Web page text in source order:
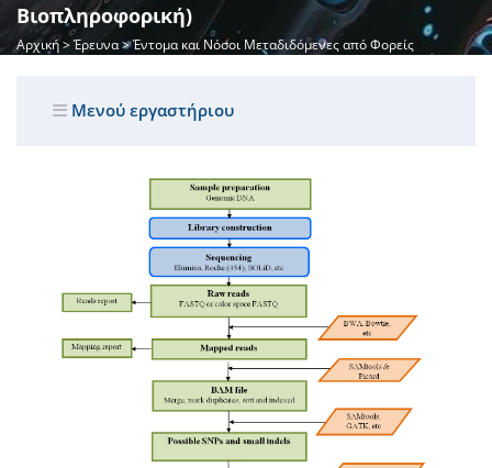
Βιοπληροφορική)
Αρχική>Έρευνα> Έντομα και Νόσοι Μεταδιδόμενες από Φορείς
Μενού εργαστήριου